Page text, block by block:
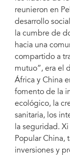
reunieron en
desarrollo
la cumbre de
hacia una
compartido a
mutuo”, era el
África y China
fomento de la
ecológico, la
sanitaria, los
la seguridad.
Popular China,
inversiones y